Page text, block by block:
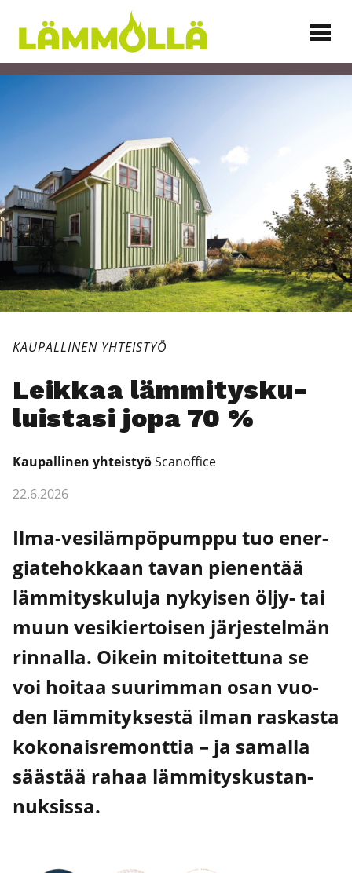
sisältöön
Lämmöllä
KAUPALLINEN YHTEISTYÖ
Leik­kaa läm­mi­tys­ku­
luis­ta­si jopa 70 %
Kau­pal­li­nen yhteis­työSca­nof­fice
22.6.2026
Ilma-vesi­läm­pö­pump­pu tuo ener­
gia­te­hok­kaan tavan pie­nen­tää
läm­mi­tys­ku­lu­ja nykyi­sen öljy- tai
muun vesi­kier­toi­sen jär­jes­tel­män
rin­nal­la. Oikein mitoi­tet­tu­na se
voi hoi­taa suu­rim­man osan vuo­
den läm­mi­tyk­ses­tä ilman ras­kas­ta
koko­nais­re­mont­tia – ja samal­la
sääs­tää rahaa läm­mi­tys­kus­tan­
nuk­sis­sa.